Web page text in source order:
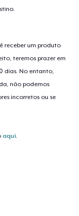
receber um produto
teremos prazer em
dias. No entanto,
não podemos
incorretos ou se
aqui.